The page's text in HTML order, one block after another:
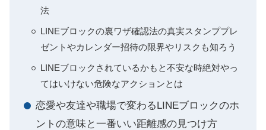
法
LINEブロックの裏ワザ確認法の真実スタンププレ
ゼントやカレンダー招待の限界やリスクも知ろう
LINEブロックされているかもと不安な時絶対やっ
てはいけない危険なアクションとは
恋愛や友達や職場で変わるLINEブロックのホ
ントの意味と一番いい距離感の見つけ方